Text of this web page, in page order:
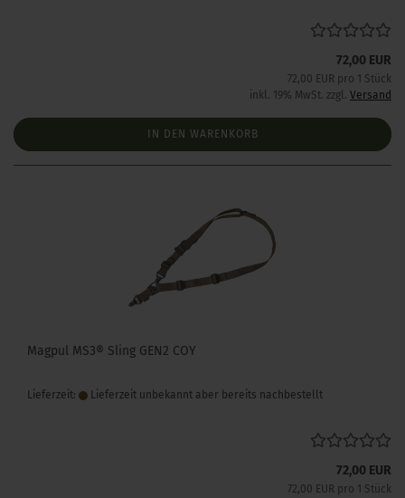
72,00 EUR
72,00 EUR pro 1 Stück
inkl. 19% MwSt. zzgl. Versand
IN DEN WARENKORB
Magpul MS3® Sling GEN2 COY
Lieferzeit: Lieferzeit unbekannt aber bereits nachbestellt
72,00 EUR
72,00 EUR pro 1 Stück